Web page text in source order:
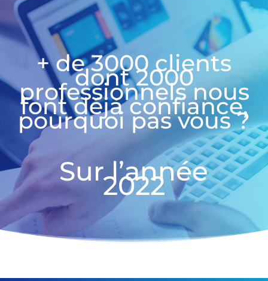
+ de 3000 clients
dont 2000
professionnels nous
font déjà confiance,
pourquoi pas vous ?
Sur l’année
2022